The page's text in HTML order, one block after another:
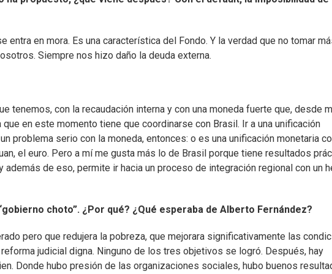
entra en mora. Es una característica del Fondo. Y la verdad que no tomar
Siempre nos hizo daño la deuda externa.
tenemos, con la recaudación interna y con una moneda fuerte que, desde
en este momento tiene que coordinarse con Brasil. Ir a una unificación
problema serio con la moneda, entonces: o es una unificación monetaria
el euro. Pero a mí me gusta más lo de Brasil porque tiene resultados
de eso, permite ir hacia un proceso de integración regional con un
choto”. ¿Por qué? ¿Qué esperaba de Alberto Fernández?
pero que redujera la pobreza, que mejorara significativamente las
judicial digna. Ninguno de los tres objetivos se logró. Después, hay
Donde hubo presión de las organizaciones sociales, hubo buenos